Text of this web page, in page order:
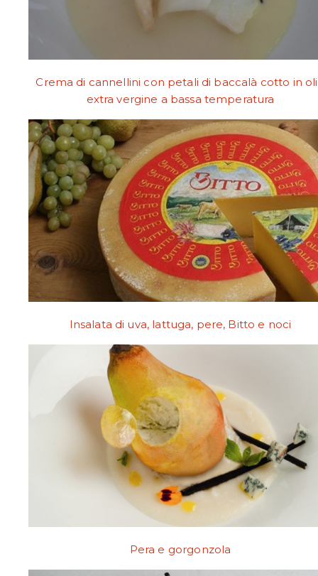
Crema di cannellini con petali di baccalà cotto in
extra vergine a bassa temperatura
Insalata di uva, lattuga, pere, Bitto e noci
Pera e gorgonzola